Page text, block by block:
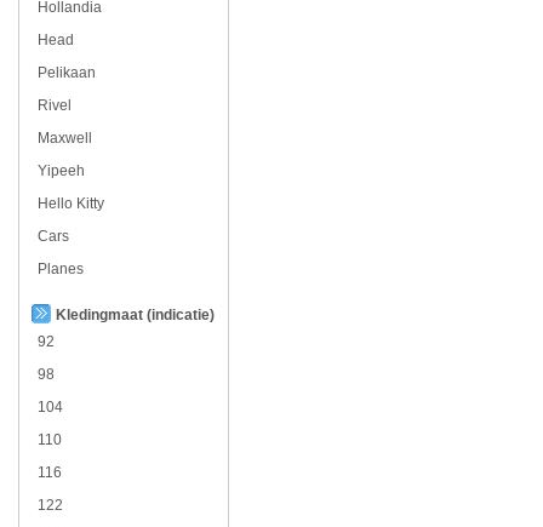
Hollandia
Head
Pelikaan
Rivel
Maxwell
Yipeeh
Hello Kitty
Cars
Planes
Kledingmaat (indicatie)
92
98
104
110
116
122